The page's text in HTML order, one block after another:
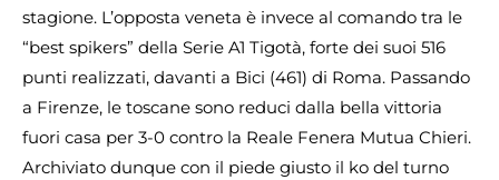
stagione. L’opposta veneta è invece al comando tra le
“best spikers” della Serie A1 Tigotà, forte dei suoi 516
punti realizzati, davanti a Bici (461) di Roma. Passando
a Firenze, le toscane sono reduci dalla bella vittoria
fuori casa per 3-0 contro la Reale Fenera Mutua Chieri.
Archiviato dunque con il piede giusto il ko del turno